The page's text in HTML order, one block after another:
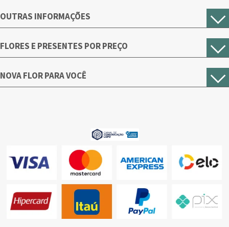
OUTRAS INFORMAÇÕES
FLORES E PRESENTES POR PREÇO
NOVA FLOR PARA VOCÊ